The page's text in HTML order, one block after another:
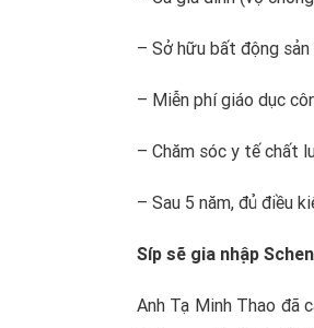
– Sở hữu bất động sản
– Miễn phí giáo dục
– Chăm sóc y tế chất
– Sau 5 năm, đủ điều
Síp sẽ gia nhập
Anh Tạ Minh Thao đã